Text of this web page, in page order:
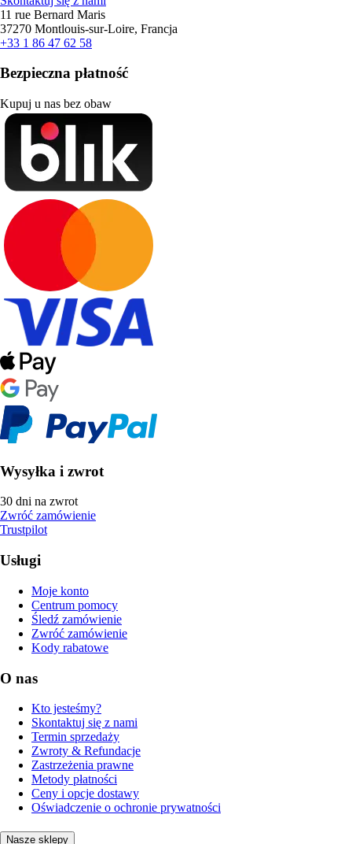
11 rue Bernard Maris
37270 Montlouis-sur-Loire, Francja
+33 1 86 47 62 58
Bezpieczna płatność
Kupuj u nas bez obaw
Wysyłka i zwrot
30 dni na zwrot
Zwróć zamówienie
Trustpilot
Usługi
Moje konto
Centrum pomocy
Śledź zamówienie
Zwróć zamówienie
Kody rabatowe
O nas
Kto jesteśmy?
Skontaktuj się z nami
Termin sprzedaży
Zwroty & Refundacje
Zastrzeżenia prawne
Metody płatności
Ceny i opcje dostawy
Oświadczenie o ochronie prywatności
Nasze sklepy